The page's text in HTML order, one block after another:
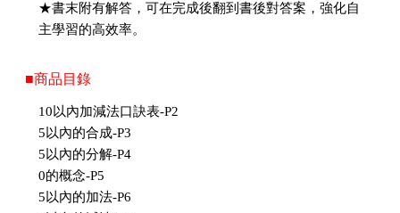
★書末附有解答，可在完成後翻到書後對答案，強化自
主學習的高效率。
■商品目錄
10以內加減法口訣表-P2
5以內的合成-P3
5以內的分解-P4
0的概念-P5
5以內的加法-P6